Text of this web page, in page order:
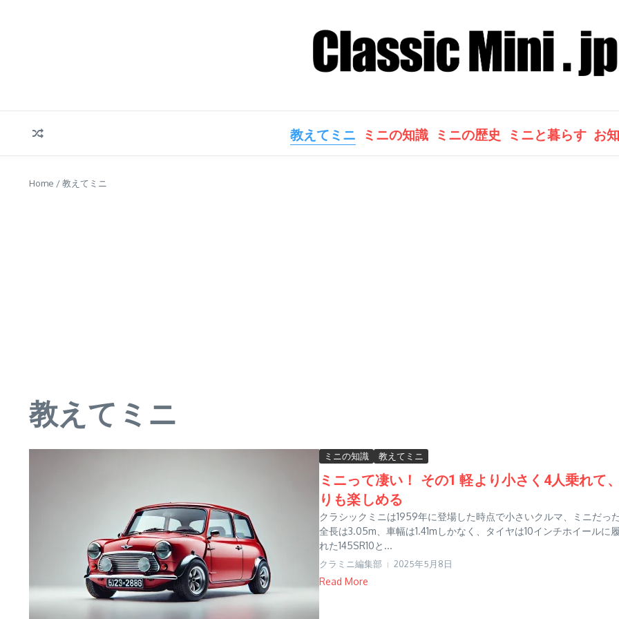
教えてミニ ミニの知識 ミニの歴史 ミニと暮らす お
Home /教えてミニ
教えてミニ
ミニの知識 教えてミニ
ミニって凄い！ その1 軽より小さく4人乗れて
りも楽しめる
クラシックミニは1959年に登場した時点で小さいクルマ、ミニだっ
全長は3.05m、車幅は1.41mしかなく、タイヤは10インチホイールに
れた145SR10と...
クラミニ編集部 2025年5月8日
Read More